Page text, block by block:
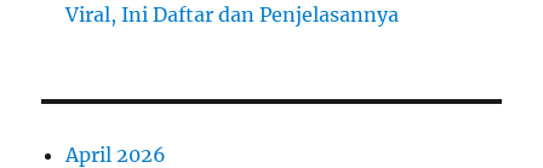
Viral, Ini Daftar dan Penjelasannya
April 2026